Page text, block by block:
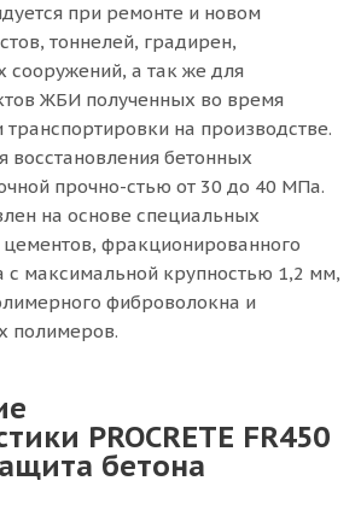
при ремонте и новом
тоннелей, градирен,
сооружений, а так же для
ЖБИ полученных во время
транспортировки на производстве.
восстановления бетонных
прочно-стью от 30 до 40 МПа.
на основе специальных
фракционированного
с максимальной крупностью 1,2 мм,
фиброволокна и
полимеров.
PROCRETE FR450
бетона